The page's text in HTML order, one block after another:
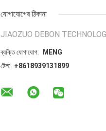
যোগাযোগের ঠিকানা
JIAOZUO DEBON
ব্যক্তি যোগাযোগ:
MENG
টেল:
+8618939131899